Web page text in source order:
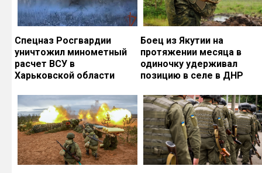
Спецназ Росгвардии
уничтожил минометный
расчет ВСУ в
Харьковской области
Боец из Якутии на
протяжении месяца в
одиночку удерживал
позицию в селе в ДНР